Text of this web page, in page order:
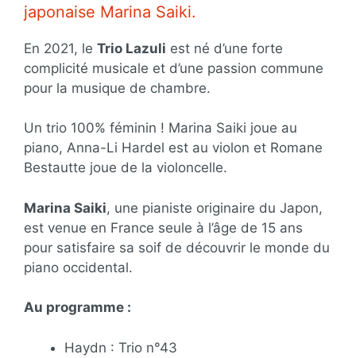
japonaise Marina Saiki.
En 2021, le Trio Lazuli est né d’une forte
complicité musicale et d’une passion commune
pour la musique de chambre.
Un trio 100% féminin ! Marina Saiki joue au
piano, Anna-Li Hardel est au violon et Romane
Bestautte joue de la violoncelle.
Marina Saiki, une pianiste originaire du Japon,
est venue en France seule à l’âge de 15 ans
pour satisfaire sa soif de découvrir le monde du
piano occidental.
Au programme :
Haydn : Trio n°43